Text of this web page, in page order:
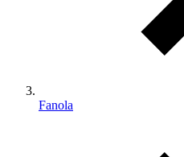
Fanola